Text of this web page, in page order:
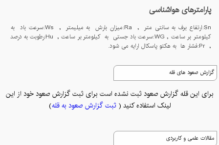
پارامترهای هواشناسی
Sn:ارتفاع برف به سانتی متر , Ra:میزان بارش به میلیمتر , Ws:سرعت باد به
کیلومتر بر ساعت , WG:سرعت باد جستی به کیلومتر بر ساعت , Hu:رطوبت به درصد
, Pr:فشار ها به هکتو پاسکال ارایه می شود.
گزارش صعود های قله
برای این قله گزارش صعود ثبت نشده است برای ثبت گزارش صعود خود از این
لینک استفاده کنید (
ثبت گزارش صعود به قله)
مقالات علمی و کاربردی